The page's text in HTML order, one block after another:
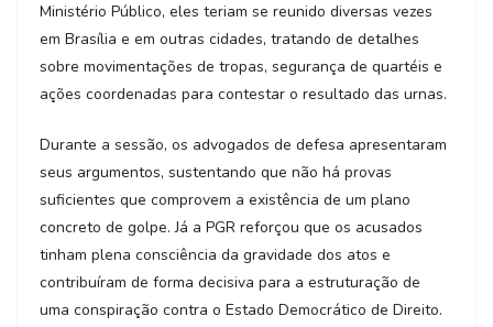
Ministério Público, eles teriam se reunido diversas vezes
em Brasília e em outras cidades, tratando de detalhes
sobre movimentações de tropas, segurança de quartéis e
ações coordenadas para contestar o resultado das urnas.
Durante a sessão, os advogados de defesa apresentaram
seus argumentos, sustentando que não há provas
suficientes que comprovem a existência de um plano
concreto de golpe. Já a PGR reforçou que os acusados
tinham plena consciência da gravidade dos atos e
contribuíram de forma decisiva para a estruturação de
uma conspiração contra o Estado Democrático de Direito.